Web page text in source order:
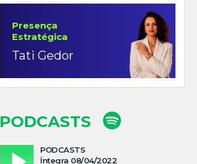
Presença
Estratégica
Tati Gedor
PODCASTS
PODCASTS
Íntegra 08/04/2022